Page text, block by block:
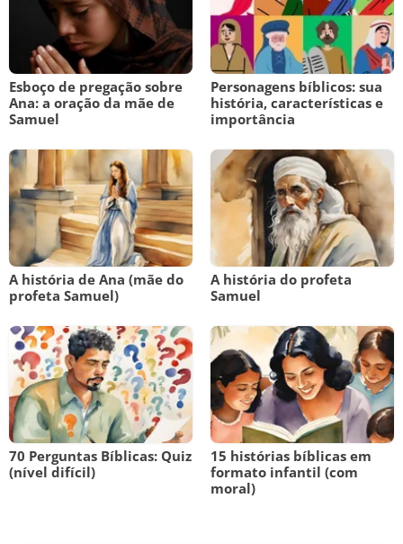
Esboço de pregação sobre
Ana: a oração da mãe de
Samuel
Personagens bíblicos: sua
história, características e
importância
A história de Ana (mãe do
profeta Samuel)
A história do profeta
Samuel
70 Perguntas Bíblicas: Quiz
(nível difícil)
15 histórias bíblicas em
formato infantil (com
moral)